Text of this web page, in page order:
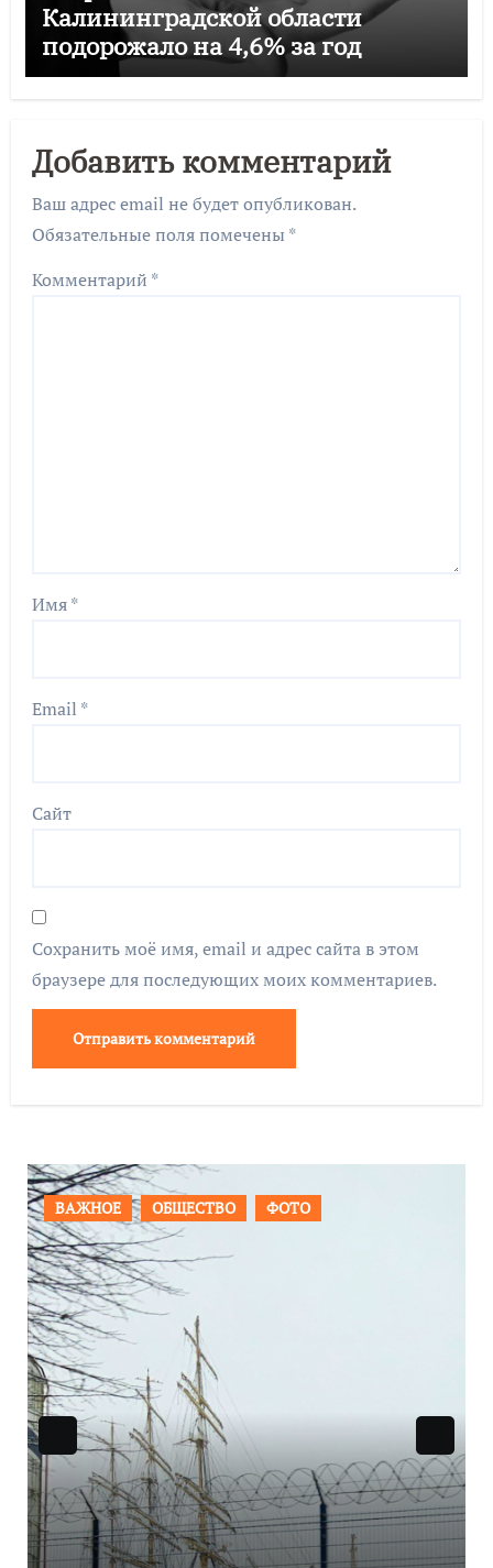
Калининградской области
подорожало на 4,6% за год
Добавить комментарий
Ваш адрес email не будет опубликован.
Обязательные поля помечены *
Комментарий *
Имя*
Email *
Сайт
Сохранить моё имя, email и адрес сайта в этом
браузере для последующих моих комментариев.
ПРОИСШЕСТВИЯ ФОТО